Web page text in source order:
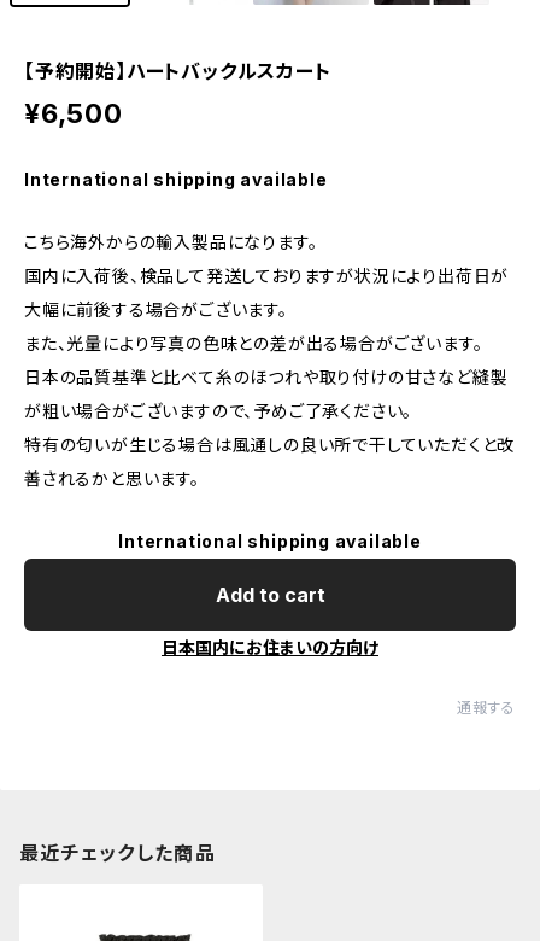
【予約開始】ハートバックルスカート
¥6,500
International shipping available
こちら海外からの輸入製品になります。
国内に入荷後、検品して発送しておりますが状況により出荷日が
大幅に前後する場合がございます。
また、光量により写真の色味との差が出る場合がございます。
日本の品質基準と比べて糸のほつれや取り付けの甘さなど縫製
が粗い場合がございますので、予めご了承ください。
特有の匂いが生じる場合は風通しの良い所で干していただくと改
善されるかと思います。
International shipping available
Add to cart
日本国内にお住まいの方向け
通報する
最近チェックした商品